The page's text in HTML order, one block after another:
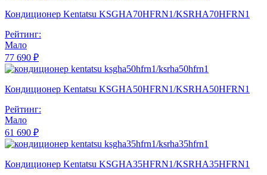
Кондиционер Kentatsu KSGHA70HFRN1/KSRHA70HFRN1
Рейтинг:
Мало
77 690 ₽
Кондиционер Kentatsu KSGHA50HFRN1/KSRHA50HFRN1
Рейтинг:
Мало
61 690 ₽
Кондиционер Kentatsu KSGHA35HFRN1/KSRHA35HFRN1